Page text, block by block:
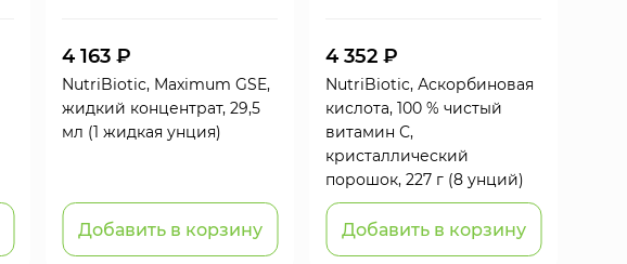
4 163 ₽
NutriBiotic, Maximum GSE,
жидкий концентрат, 29,5
мл (1 жидкая унция)
Добавить в корзину
4 352 ₽
NutriBiotic, Аскорбиновая
кислота, 100 % чистый
витамин С,
кристаллический
порошок, 227 г (8 унций)
Добавить в корзину